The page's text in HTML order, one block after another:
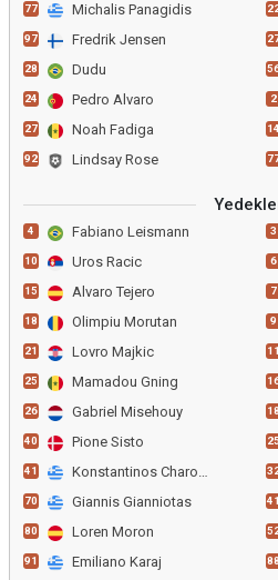
77 Michalis Panagidis
97 Fredrik Jensen
28 Dudu
24 Pedro Alvaro
27 Noah Fadiga
92 Lindsay Rose
2
14
4 Fabiano Leismann
10 Uros Racic
15 Alvaro Tejero
18 Olimpiu Morutan
21 Lovro Majkic
25 Mamadou Gning
26 Gabriel Misehouy
40 Pione Sisto
41 Konstantinos Charoupas
70 Giannis Gianniotas
80 Loren Moron
91 Emiliano Karaj
3
6
7
9
11
18
25
41
88